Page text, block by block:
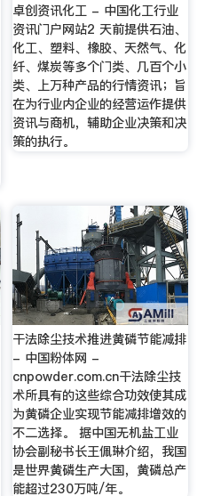
卓创资讯化工 - 中国化工行业
资讯门户网站2 天前提供石油、
化工、塑料、橡胶、天然气、化
纤、煤炭等多个门类、几百个小
类、上万种产品的行情资讯；旨
在为行业内企业的经营运作提供
资讯与商机，辅助企业决策和决
策的执行。
干法除尘技术推进黄磷节能减排
- 中国粉体网 -
cnpowder.com.cn干法除尘技
术所具有的这些综合功效使其成
为黄磷企业实现节能减排增效的
不二选择。 据中国无机盐工业
协会副秘书长王佩琳介绍，我国
是世界黄磷生产大国，黄磷总产
能超过230万吨/年。